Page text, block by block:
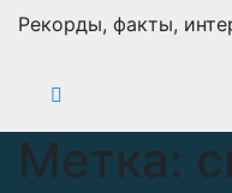
Рекорды, факты,
Метка: